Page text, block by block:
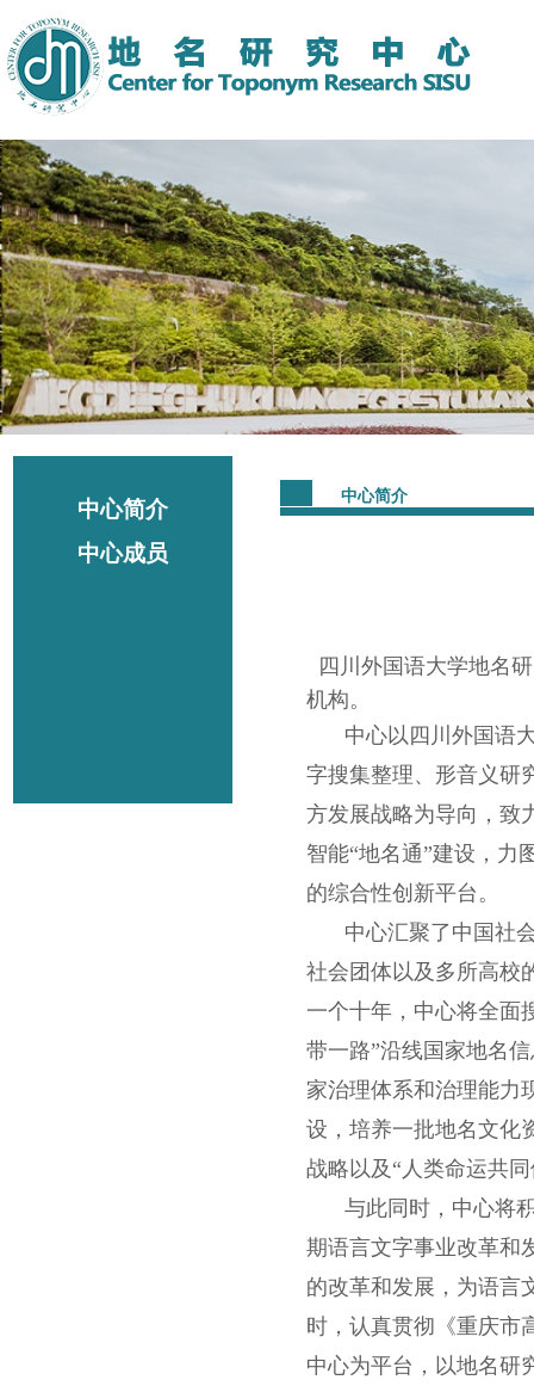
中心简介
中心成员
中心简介
四川外国语大学地名
机构。
中心以四川外国语
字搜集整理、形音义研
方发展战略为导向，致
智能“地名通”建设，力
的综合性创新平台。
中心汇聚了中国社
社会团体以及多所高校
一个十年，中心将全面
带一路”沿线国家地名
家治理体系和治理能力
设，培养一批地名文化
战略以及“人类命运共
与此同时，中心将
期语言文字事业改革和
的改革和发展，为语言
时，认真贯彻《重庆市
中心为平台，以地名研